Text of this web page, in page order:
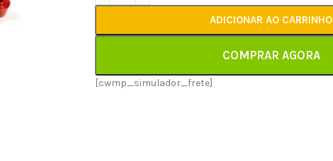
ADICIONAR AO CARRINHO
COMPRAR AGORA
[cwmp_simulador_frete]